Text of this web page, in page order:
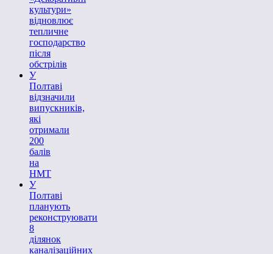
культури»
відновлює
тепличне
господарство
після
обстрілів
У
Полтаві
відзначили
випускників,
які
отримали
200
балів
на
НМТ
У
Полтаві
планують
реконструювати
8
ділянок
каналізаційних